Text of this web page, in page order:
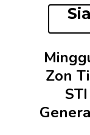
Zon